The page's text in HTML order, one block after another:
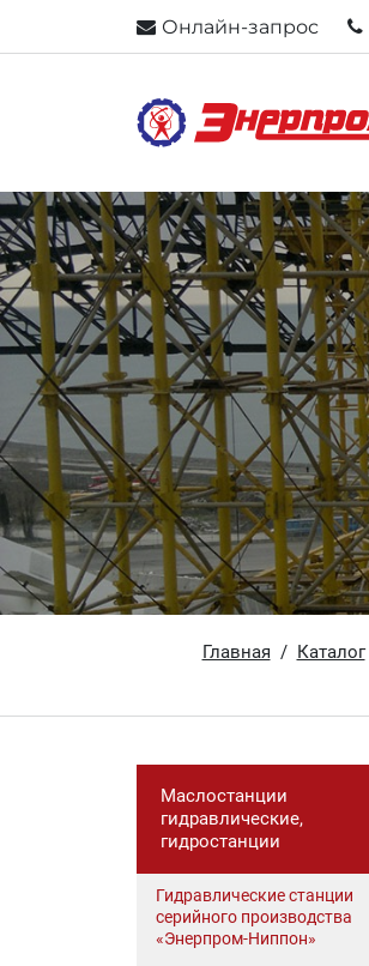
Онлайн-запрос
Главная Каталог
Маслостанции
гидравлические,
гидростанции
Гидравлические станции
серийного производства
«Энерпром-Ниппон»